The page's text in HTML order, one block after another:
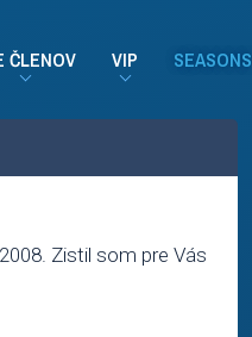
ČLENOV VIP SEASONS
Zistil som pre Vás